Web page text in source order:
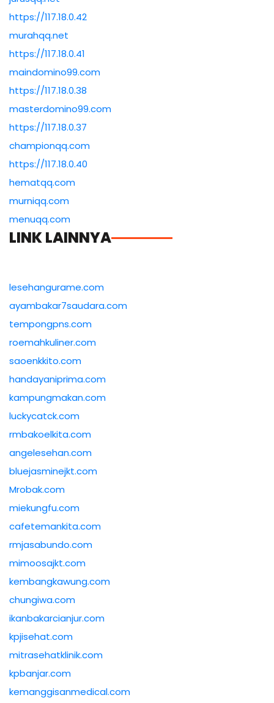
https://117.18.0.42
murahqq.net
https://117.18.0.41
maindomino99.com
https://117.18.0.38
masterdomino99.com
https://117.18.0.37
championqq.com
https://117.18.0.40
hematqq.com
murniqq.com
menuqq.com
LINK LAINNYA
lesehangurame.com
ayambakar7saudara.com
tempongpns.com
roemahkuliner.com
saoenkkito.com
handayaniprima.com
kampungmakan.com
luckycatck.com
rmbakoelkita.com
angelesehan.com
bluejasminejkt.com
Mrobak.com
miekungfu.com
cafetemankita.com
rmjasabundo.com
mimoosajkt.com
kembangkawung.com
chungiwa.com
ikanbakarcianjur.com
kpjisehat.com
mitrasehatklinik.com
kpbanjar.com
kemanggisanmedical.com